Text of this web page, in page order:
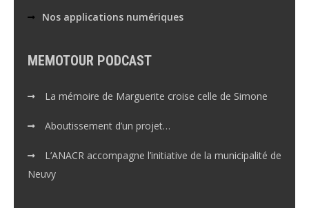
Nos applications numériques
MEMOTOUR PODCAST
La mémoire de Marguerite croise celle de Simone
Aboutissement d’un projet…
L’ANACR accompagne l’initiative de la municipalité de
Neuvy